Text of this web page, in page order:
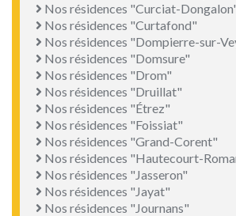
Nos résidences "Curciat-
Nos résidences "Curtafond"
Nos résidences "Dompierre-sur-
Nos résidences "Domsure"
Nos résidences "Drom"
Nos résidences "Druillat"
Nos résidences "Étrez"
Nos résidences "Foissiat"
Nos résidences "Grand-Corent"
Nos résidences "Hautecourt-
Nos résidences "Jasseron"
Nos résidences "Jayat"
Nos résidences "Journans"